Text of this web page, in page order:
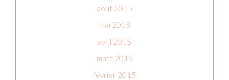
août 2015
mai 2015
avril 2015
mars 2015
février 2015